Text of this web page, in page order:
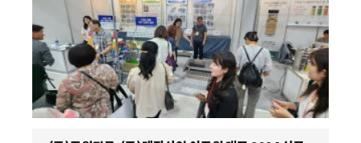
금속조합 공동관에는 전시기간 내내 바이어들의 발길이 끊어
지지 않았다. ㅇ 폭발적인 성장세에 있는 베트남 건축건설시장
의 매력만큼 한국관 참가 업체 모두 전시참가에 대한 높은 만족
도를 표시하며 내년도 재참가 의지를 보였다. 한편 올
해 'VIETBUILD'에는 총 447개사가 출품했고 외국 기업은 한국
관 7개를 포함 107개사가 참여했다. 또한 기간중 바이어 포함
23만여명의 현지 방문객들로 성황을 이루었다. *유첨 : 한국관
전경사진 1매. 끝